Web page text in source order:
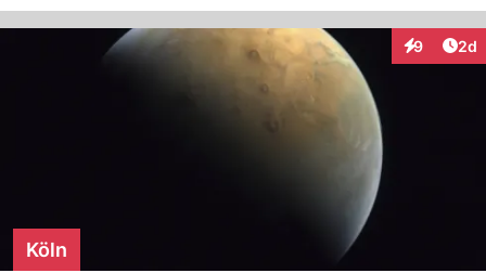
9 2d
Köln